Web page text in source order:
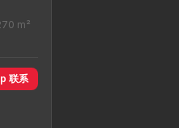
m²
联系